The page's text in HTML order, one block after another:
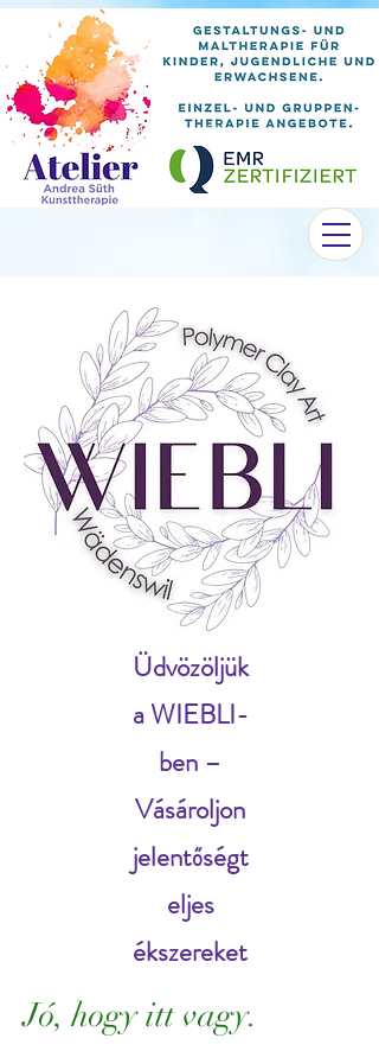
Üdvözöljük
a WIEBLI-
ben –
Vásároljon
jelentőségt
eljes
ékszereket
Jó, hogy itt vagy.